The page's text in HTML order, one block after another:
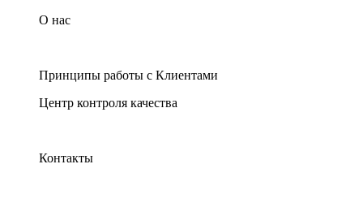
О нас
Принципы работы с Клиентами
Центр контроля качества
Контакты